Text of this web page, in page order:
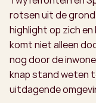
rotsen uit de grond
highlight op zich
komt niet alleen
nog door de
knap stand weten
uitdagende